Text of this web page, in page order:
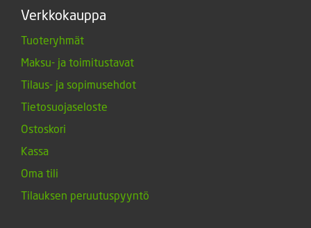
Verkkokauppa
Tuoteryhmät
Maksu- ja toimitustavat
Tilaus- ja sopimusehdot
Tietosuojaseloste
Ostoskori
Kassa
Oma tili
Tilauksen peruutuspyyntö